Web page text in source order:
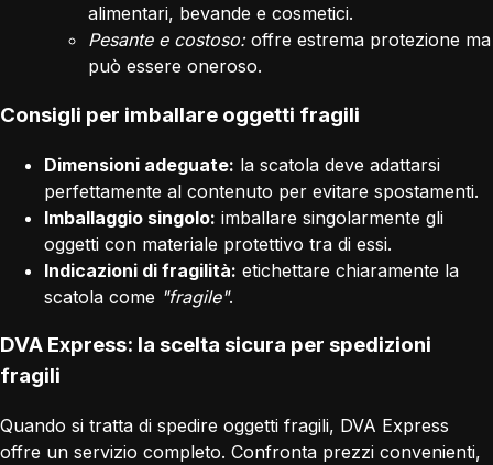
alimentari, bevande e cosmetici.
Pesante e costoso:offre estrema protezione ma
può essere oneroso.
Consigli per imballare oggetti fragili
Dimensioni adeguate: la scatola deve adattarsi
perfettamente al contenuto per evitare spostamenti.
Imballaggio singolo: imballare singolarmente gli
oggetti con materiale protettivo tra di essi.
Indicazioni di fragilità: etichettare chiaramente la
scatola come "fragile".
DVA Express: la scelta sicura per spedizioni
fragili
Quando si tratta di spedire oggetti fragili, DVA Express
offre un servizio completo. Confronta prezzi convenienti,